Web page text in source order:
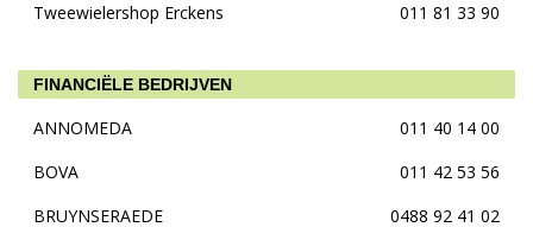
Tweewielershop Erckens
011 81 33 90
FINANCIËLE BEDRIJVEN
ANNOMEDA
011 40 14 00
BOVA
011 42 53 56
BRUYNSERAEDE
0488 92 41 02